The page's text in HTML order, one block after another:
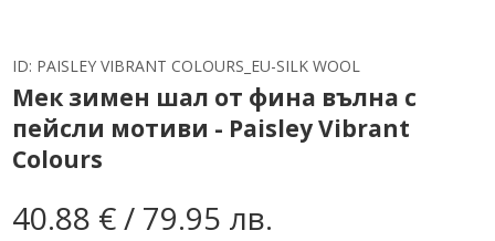
ID: PAISLEY VIBRANT COLOURS_EU-SILK WOOL
Мек зимен шал от фина вълна с
пейсли мотиви - Paisley Vibrant
Colours
40.88 € / 79.95 лв.